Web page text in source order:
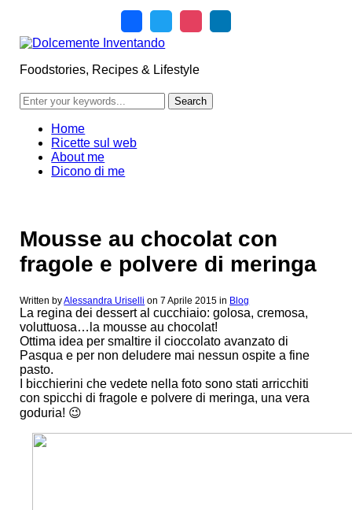
Foodstories, Recipes & Lifestyle
Home
Ricette sul web
About me
Dicono di me
Mousse au chocolat con
fragole e polvere di meringa
Written byAlessandra Uriselli on7 Aprile 2015 in Blog
La regina dei dessert al cucchiaio: golosa, cremosa,
voluttuosa…la mousse au chocolat!
Ottima idea per smaltire il cioccolato avanzato di
Pasqua e per non deludere mai nessun ospite a fine
pasto.
I bicchierini che vedete nella foto sono stati arricchiti
con spicchi di fragole e polvere di meringa, una vera
goduria! 😉